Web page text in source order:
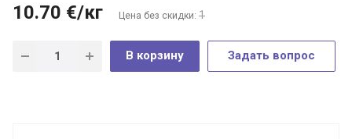
10.70 €/кг Цена без скидки: 1
В корзину Задать вопрос